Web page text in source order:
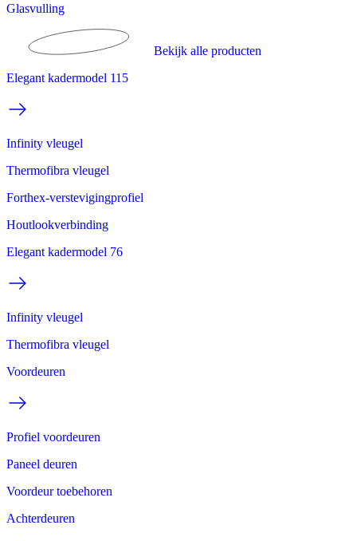
Glasvulling
Bekijk alle producten
Elegant kadermodel 115
Infinity vleugel
Thermofibra vleugel
Forthex-verstevigingprofiel
Houtlookverbinding
Elegant kadermodel 76
Infinity vleugel
Thermofibra vleugel
Voordeuren
Profiel voordeuren
Paneel deuren
Voordeur toebehoren
Achterdeuren